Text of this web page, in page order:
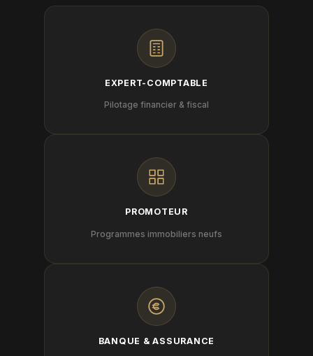
EXPERT-COMPTABLE
Pilotage financier & fiscal
PROMOTEUR
Programmes immobiliers neufs
BANQUE & ASSURANCE